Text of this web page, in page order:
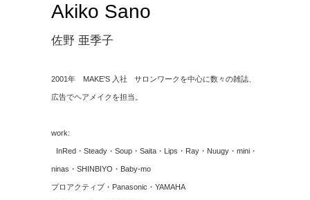
Akiko Sano
佐野 亜季子
2001年 MAKE'S 入社 サロンワークを中心に数々の雑誌、
広告でヘアメイクを担当。
work:
InRed・Steady・Soup・Saita・Lips・Ray・Nuugy・mini・
ninas・SHINBIYO・Baby-mo
プロアクティブ・Panasonic・YAMAHA